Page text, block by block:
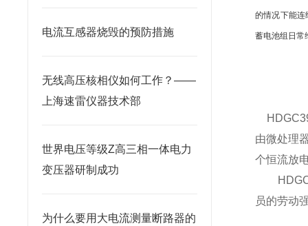
电流互感器烧毁的预防措施
无线高压核相仪如何工作？——
上海速雷仪器技术部
世界电压等级Z高三相一体电力
变压器研制成功
为什么要用大电流测量断路器的
的情况下能连
蓄电池组日常
由微处理
个恒流放
员的劳动